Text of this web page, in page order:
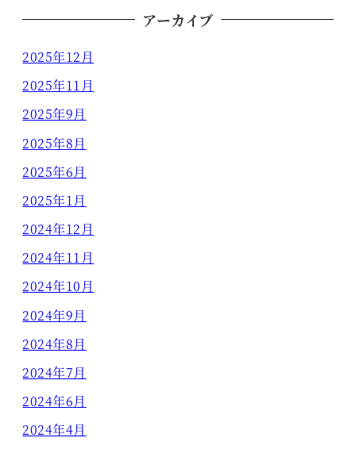
アーカイブ
2025年12月
2025年11月
2025年9月
2025年8月
2025年6月
2025年1月
2024年12月
2024年11月
2024年10月
2024年9月
2024年8月
2024年7月
2024年6月
2024年4月